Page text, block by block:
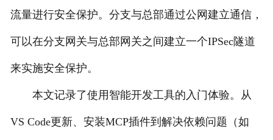
流量进行安全保护。分支与总部通过公网建立通信，
可以在分支网关与总部网关之间建立一个IPSec隧道
来实施安全保护。
本文记录了使用智能开发工具的入门体验。从
VS Code更新、安装MCP插件到解决依赖问题（如